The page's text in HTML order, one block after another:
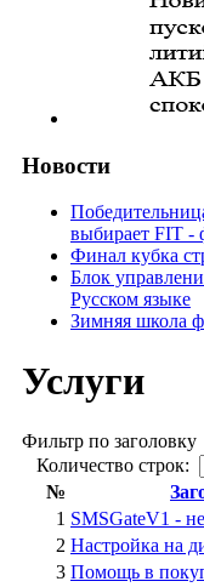
Новости
выбирает FIT -
Финал кубка
Блок
Русском языке
Зимняя школа
Услуги
Фильтр по заголовку
Количество строк:
№
1 SMSGateV1 -
2 Настройка на
3 Помощь в